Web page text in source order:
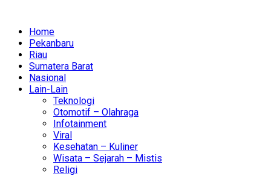
Home
Pekanbaru
Riau
Sumatera Barat
Nasional
Lain-Lain
Teknologi
Otomotif – Olahraga
Infotainment
Viral
Kesehatan – Kuliner
Wisata – Sejarah – Mistis
Religi